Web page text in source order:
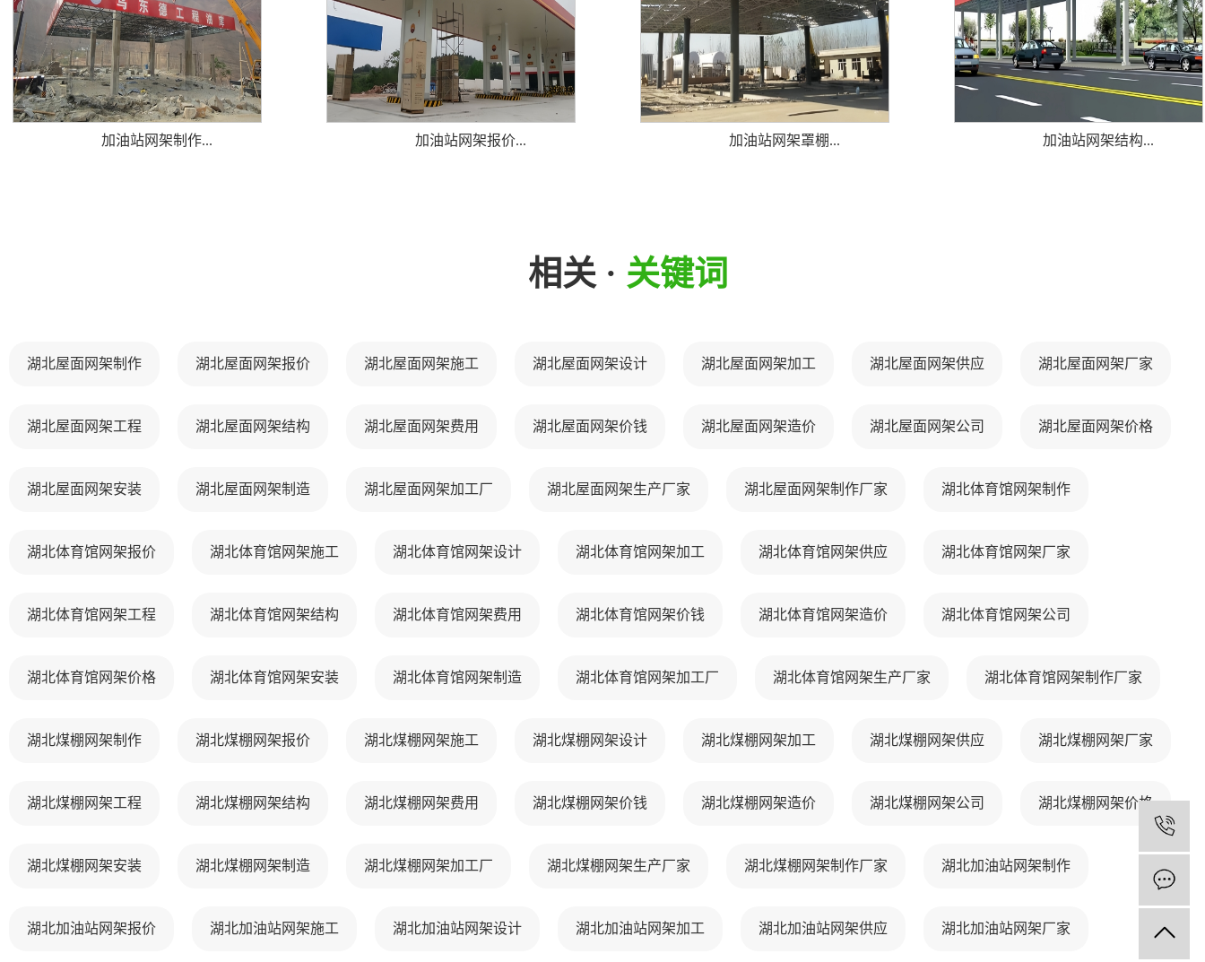
加油站网架制作... 加油站网架报价... 加油站网架罩棚... 加油站网架结构...
相关 · 关键词
湖北屋面网架制作 湖北屋面网架报价 湖北屋面网架施工 湖北屋面网架设计 湖北屋面网架加工 湖北屋面网架供应 湖北屋面网架厂家
湖北屋面网架工程 湖北屋面网架结构 湖北屋面网架费用 湖北屋面网架价钱 湖北屋面网架造价 湖北屋面网架公司 湖北屋面网架价格
湖北屋面网架安装 湖北屋面网架制造 湖北屋面网架加工厂 湖北屋面网架生产厂家 湖北屋面网架制作厂家 湖北体育馆网架制作
湖北体育馆网架报价 湖北体育馆网架施工 湖北体育馆网架设计 湖北体育馆网架加工 湖北体育馆网架供应 湖北体育馆网架厂家
湖北体育馆网架工程 湖北体育馆网架结构 湖北体育馆网架费用 湖北体育馆网架价钱 湖北体育馆网架造价 湖北体育馆网架公司
湖北体育馆网架价格 湖北体育馆网架安装 湖北体育馆网架制造 湖北体育馆网架加工厂 湖北体育馆网架生产厂家 湖北体育馆网架制作厂家
湖北煤棚网架制作 湖北煤棚网架报价 湖北煤棚网架施工 湖北煤棚网架设计 湖北煤棚网架加工 湖北煤棚网架供应 湖北煤棚网架厂家
湖北煤棚网架工程 湖北煤棚网架结构 湖北煤棚网架费用 湖北煤棚网架价钱 湖北煤棚网架造价 湖北煤棚网架公司 湖北煤棚网架价格
湖北煤棚网架安装 湖北煤棚网架制造 湖北煤棚网架加工厂 湖北煤棚网架生产厂家 湖北煤棚网架制作厂家 湖北加油站网架制作
湖北加油站网架报价 湖北加油站网架施工 湖北加油站网架设计 湖北加油站网架加工 湖北加油站网架供应 湖北加油站网架厂家